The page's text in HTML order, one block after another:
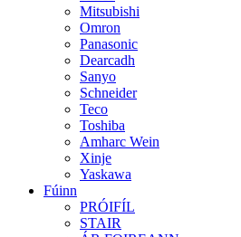
Mitsubishi
Omron
Panasonic
Dearcadh
Sanyo
Schneider
Teco
Toshiba
Amharc Wein
Xinje
Yaskawa
Fúinn
PRÓIFÍL
STAIR